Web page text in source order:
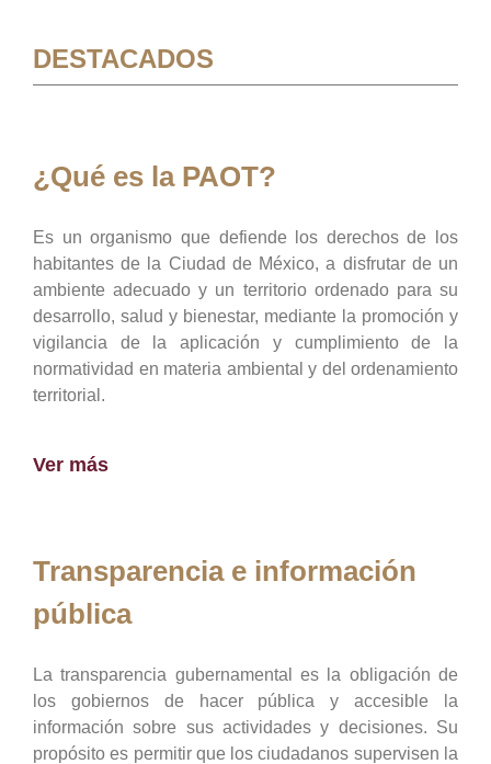
DESTACADOS
¿Qué es la PAOT?
Es un organismo que defiende los derechos de los
habitantes de la Ciudad de México, a disfrutar de un
ambiente adecuado y un territorio ordenado para su
desarrollo, salud y bienestar, mediante la promoción y
vigilancia de la aplicación y cumplimiento de la
normatividad en materia ambiental y del ordenamiento
territorial.
Ver más
Transparencia e información
pública
La transparencia gubernamental es la obligación de
los gobiernos de hacer pública y accesible la
información sobre sus actividades y decisiones. Su
propósito es permitir que los ciudadanos supervisen la